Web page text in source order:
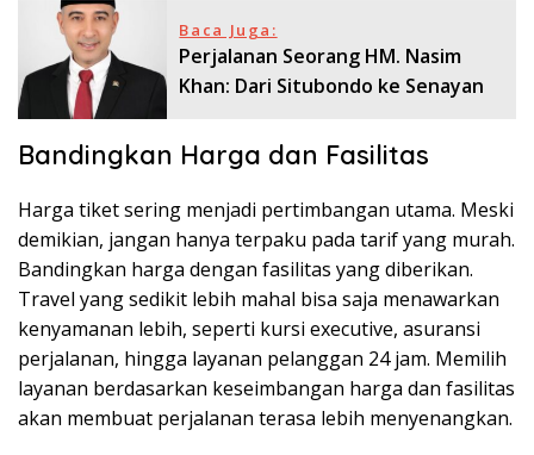
Baca Juga:
Perjalanan Seorang HM. Nasim
Khan: Dari Situbondo ke Senayan
Bandingkan Harga dan Fasilitas
Harga tiket sering menjadi pertimbangan utama. Meski
demikian, jangan hanya terpaku pada tarif yang murah.
Bandingkan harga dengan fasilitas yang diberikan.
Travel yang sedikit lebih mahal bisa saja menawarkan
kenyamanan lebih, seperti kursi executive, asuransi
perjalanan, hingga layanan pelanggan 24 jam. Memilih
layanan berdasarkan keseimbangan harga dan fasilitas
akan membuat perjalanan terasa lebih menyenangkan.